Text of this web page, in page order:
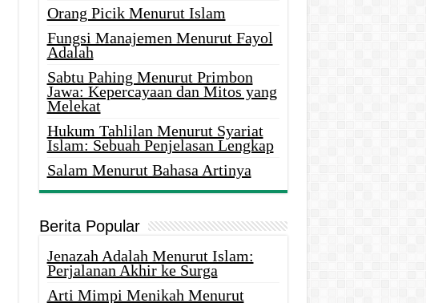
Orang Picik Menurut Islam
Fungsi Manajemen Menurut Fayol
Adalah
Sabtu Pahing Menurut Primbon
Jawa: Kepercayaan dan Mitos yang
Melekat
Hukum Tahlilan Menurut Syariat
Islam: Sebuah Penjelasan Lengkap
Salam Menurut Bahasa Artinya
Berita Popular
Jenazah Adalah Menurut Islam:
Perjalanan Akhir ke Surga
Arti Mimpi Menikah Menurut